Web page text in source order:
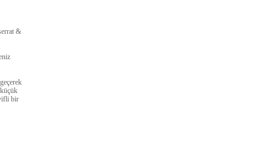
&
bir